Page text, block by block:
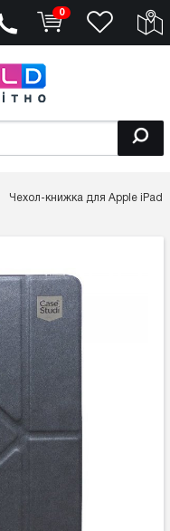
0
Чехол-книжка для Apple iPad